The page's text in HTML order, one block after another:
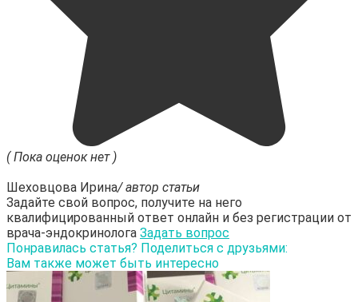
( Пока оценок нет )
Шеховцова Ирина/ автор статьи
Задайте свой вопрос, получите на него
квалифицированный ответ онлайн и без регистрации от
врача-эндокринолога Задать вопрос
Понравилась статья? Поделиться с друзьями:
Вам также может быть интересно